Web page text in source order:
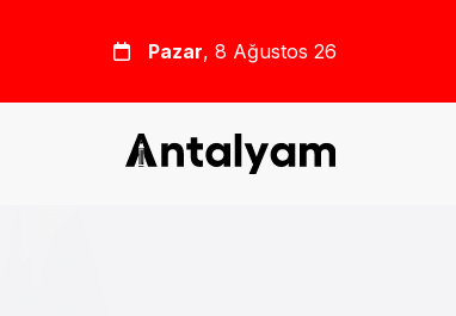
Pazar, 8 Ağustos 26